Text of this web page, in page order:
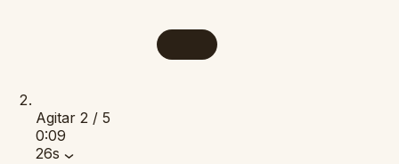
Agitar 2 / 5
0:09
26s